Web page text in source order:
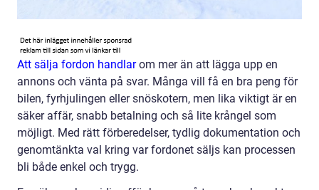
Att sälja fordon handlarom mer än att lägga upp en
annons och vänta på svar. Många vill få en bra peng för
bilen, fyrhjulingen eller snöskotern, men lika viktigt är en
säker affär, snabb betalning och så lite krångel som
möjligt. Med rätt förberedelser, tydlig dokumentation och
genomtänkta val kring var fordonet säljs kan processen
bli både enkel och trygg.